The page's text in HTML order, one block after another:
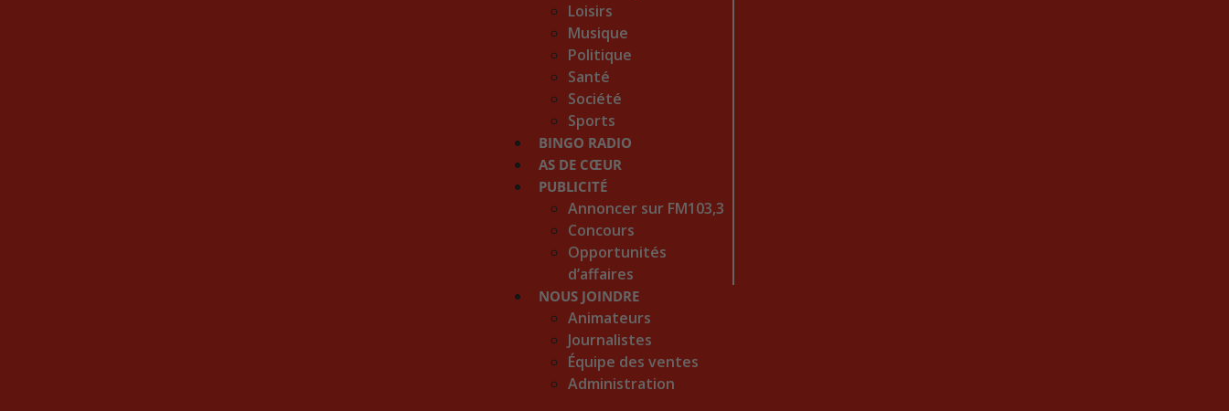
Loisirs
Musique
Politique
Santé
Société
Sports
BINGO RADIO
AS DE CŒUR
PUBLICITÉ
Annoncer sur FM103,3
Concours
Opportunités
d’affaires
NOUS JOINDRE
Animateurs
Journalistes
Équipe des ventes
Administration